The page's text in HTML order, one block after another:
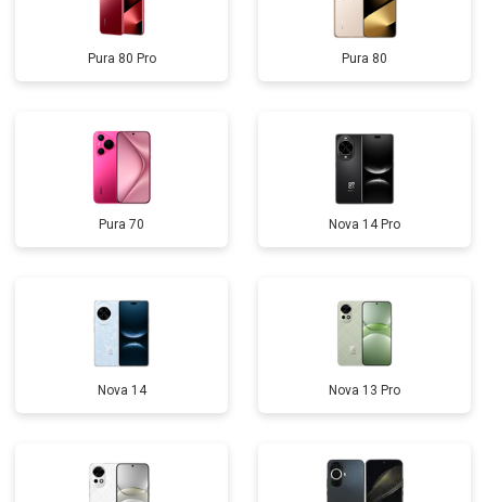
Pura 80 Pro Pura 80
Pura 70 Nova 14 Pro
Nova 14 Nova 13 Pro